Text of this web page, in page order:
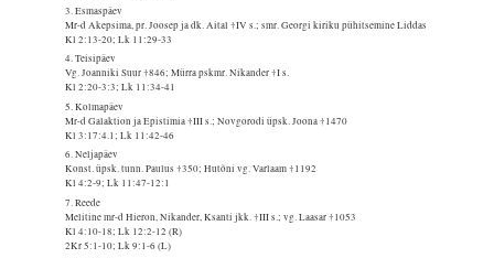
3. Esmaspäev
Mr-d Akepsima, pr. Joosep ja dk. Aital †IV s.; smr. Georgi kiriku pühitsemine Liddas
Kl 2:13-20; Lk 11:29-33
4. Teisipäev
Vg. Joanniki Suur †846; Mürra pskmr. Nikander †I s.
Kl 2:20-3:3; Lk 11:34-41
5. Kolmapäev
Mr-d Galaktion ja Epistimia †III s.; Novgorodi üpsk. Joona †1470
Kl 3:17:4.1; Lk 11:42-46
6. Neljapäev
Konst. üpsk. tunn. Paulus †350; Hutõni vg. Varlaam †1192
Kl 4:2-9; Lk 11:47-12:1
7. Reede
Melitine mr-d Hieron, Nikander, Ksanti jkk. †III s.; vg. Laasar †1053
Kl 4:10-18; Lk 12:2-12 (R)
2Kr 5:1-10; Lk 9:1-6 (L)